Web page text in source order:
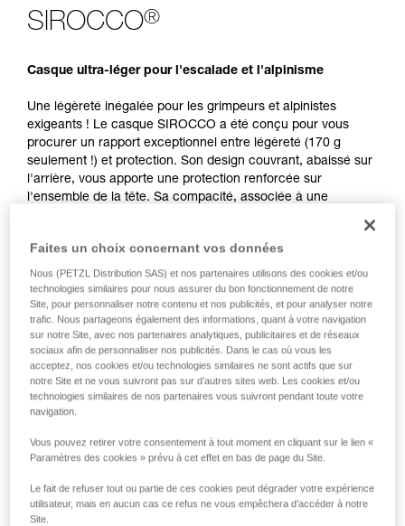
SIROCCO®
Casque ultra-léger pour l'escalade et l'alpinisme
Une légèreté inégalée pour les grimpeurs et alpinistes
exigeants ! Le casque SIROCCO a été conçu pour vous
procurer un rapport exceptionnel entre légèreté (170 g
seulement !) et protection. Son design couvrant, abaissé sur
l'arrière, vous apporte une protection renforcée sur
l'ensemble de la tête. Sa compacité, associée à une
Achetez en ligne
SIROCCO®
Faites un choix concernant vos données
Nous (PETZL Distribution SAS) et nos partenaires utilisons des cookies et/ou
technologies similaires pour nous assurer du bon fonctionnement de notre
Site, pour personnaliser notre contenu et nos publicités, et pour analyser notre
trafic. Nous partageons également des informations, quant à votre navigation
sur notre Site, avec nos partenaires analytiques, publicitaires et de réseaux
sociaux afin de personnaliser nos publicités. Dans le cas où vous les
acceptez, nos cookies et/ou technologies similaires ne sont actifs que sur
notre Site et ne vous suivront pas sur d’autres sites web. Les cookies et/ou
technologies similaires de nos partenaires vous suivront pendant toute votre
navigation.
Vous pouvez retirer votre consentement à tout moment en cliquant sur le lien «
Paramètres des cookies » prévu à cet effet en bas de page du Site.
Le fait de refuser tout ou partie de ces cookies peut dégrader votre expérience
utilisateur, mais en aucun cas ce refus ne vous empêchera d’accéder à notre
Site.